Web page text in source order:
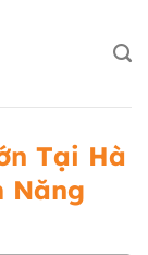
Tại Hà
Năng